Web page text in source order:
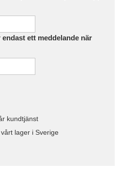
ett meddelande när
kundtjänst
lager i Sverige